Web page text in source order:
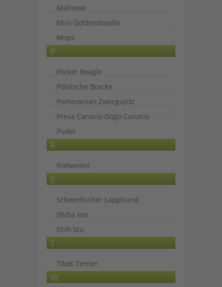
Maltipoo
Mini Goldendoodle
Mops
P
Pocket Beagle
Polnische Bracke
Pomeranian Zwergspitz
Presa Canario Dogo Canario
Pudel
R
Rottweiler
S
Schwedischer Lapphund
Shiba Inu
Shih tzu
T
Tibet Terrier
W